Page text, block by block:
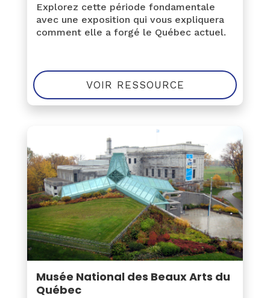
Explorez cette période fondamentale
avec une exposition qui vous expliquera
comment elle a forgé le Québec actuel.
VOIR RESSOURCE
Musée National des Beaux Arts du
Québec